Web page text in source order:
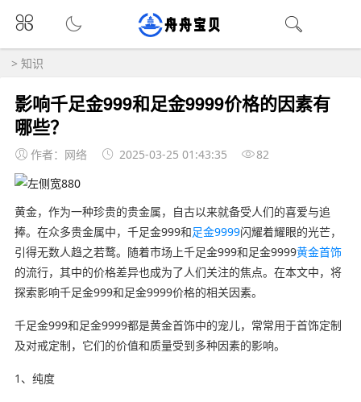
> 知识
影响千足金999和足金9999价格的因素有
哪些？
作者：网络 2025-03-25 01:43:35 82
黄金，作为一种珍贵的贵金属，自古以来就备受人们的喜爱与追
捧。在众多贵金属中，千足金999和足金9999闪耀着耀眼的光芒，
引得无数人趋之若鹜。随着市场上千足金999和足金9999黄金首饰
的流行，其中的价格差异也成为了人们关注的焦点。在本文中，将
探索影响千足金999和足金9999价格的相关因素。
千足金999和足金9999都是黄金首饰中的宠儿，常常用于首饰定制
及对戒定制，它们的价值和质量受到多种因素的影响。
1、纯度